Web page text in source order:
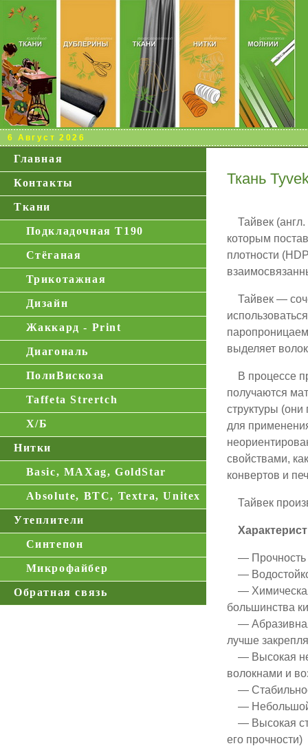
6 Август 2026
Главная
Контакты
Ткани
Подкладочная Т190
Стёганая
Трикотажная
Дизайн
Жаккард - Print
Диагональ
ПолиВискоза
Taffeta Strertch
Х/Б
Нитки
Basic, MAXag, GoldStar
Absolute, BTC, Textra, Unitex
Утеплители
Синтепон
Микрофайбер
Обратная связь
Ткань
Тайвек (англ.
которым
плотности
Тайвек —
выделяет
В процессе
получаются
структуры
для
свойствами,
конвертов и
Тайвек
— Прочность
—
— Химическая
большинства
— Абразивная
лучше
— Высокая
волокнами и
—
— Небольшой
— Высокая
его прочности)